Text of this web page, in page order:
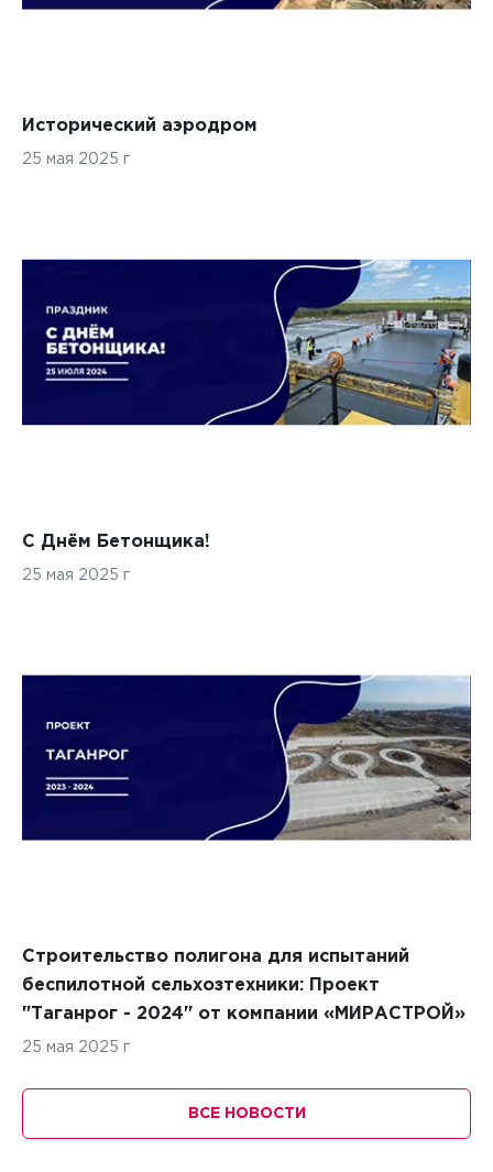
Исторический аэродром
25 мая 2025 г
С Днём Бетонщика!
25 мая 2025 г
Строительство полигона для испытаний
беспилотной сельхозтехники: Проект
"Таганрог - 2024" от компании «МИРАСТРОЙ»
25 мая 2025 г
ВСЕ НОВОСТИ